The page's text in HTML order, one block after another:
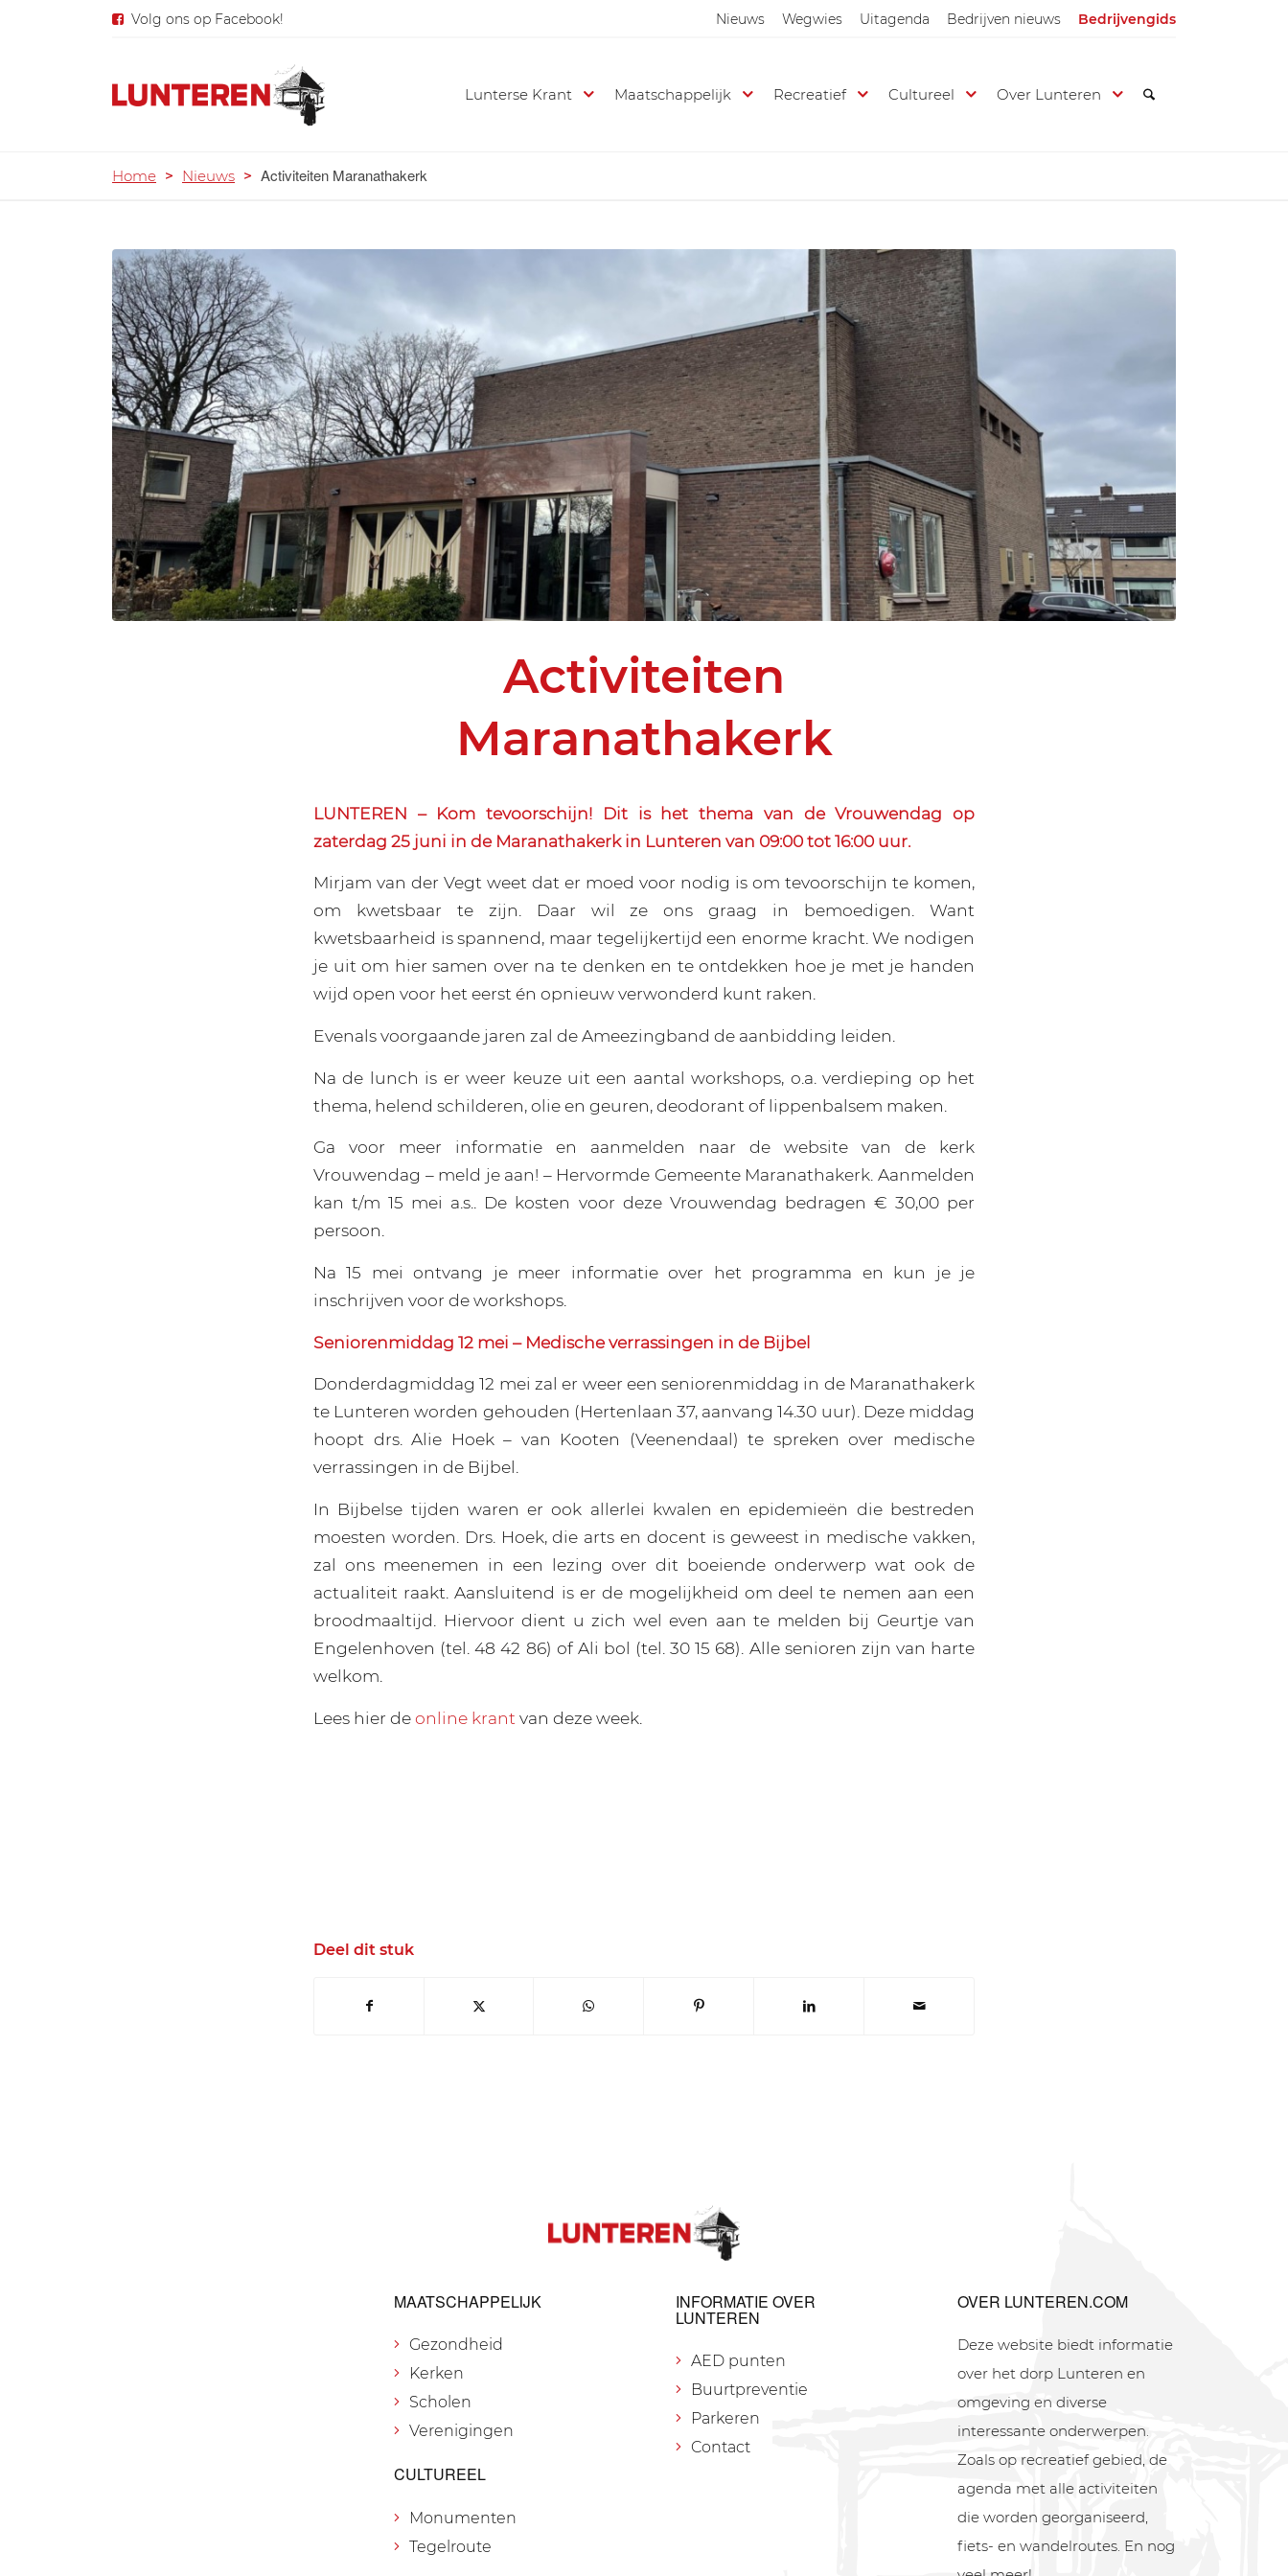
Nieuws Wegwies Uitagenda Bedrijven nieuws Bedrijvengids
Volg ons op Facebook!
Lunterse Krant Maatschappelijk Recreatief Cultureel Over Lunteren
Home > Nieuws > Activiteiten Maranathakerk
Activiteiten
Maranathakerk
LUNTEREN – Kom tevoorschijn! Dit is het thema van de Vrouwendag op
zaterdag 25 juni in de Maranathakerk in Lunteren van 09:00 tot 16:00 uur.
Mirjam van der Vegt weet dat er moed voor nodig is om tevoorschijn te komen,
om kwetsbaar te zijn. Daar wil ze ons graag in bemoedigen. Want
kwetsbaarheid is spannend, maar tegelijkertijd een enorme kracht. We nodigen
je uit om hier samen over na te denken en te ontdekken hoe je met je handen
wijd open voor het eerst én opnieuw verwonderd kunt raken.
Evenals voorgaande jaren zal de Ameezingband de aanbidding leiden.
Na de lunch is er weer keuze uit een aantal workshops, o.a. verdieping op het
thema, helend schilderen, olie en geuren, deodorant of lippenbalsem maken.
Ga voor meer informatie en aanmelden naar de website van de kerk
Vrouwendag – meld je aan! – Hervormde Gemeente Maranathakerk. Aanmelden
kan t/m 15 mei a.s.. De kosten voor deze Vrouwendag bedragen € 30,00 per
persoon.
Na 15 mei ontvang je meer informatie over het programma en kun je je
inschrijven voor de workshops.
Seniorenmiddag 12 mei – Medische verrassingen in de Bijbel
Donderdagmiddag 12 mei zal er weer een seniorenmiddag in de Maranathakerk
te Lunteren worden gehouden (Hertenlaan 37, aanvang 14.30 uur). Deze middag
hoopt drs. Alie Hoek – van Kooten (Veenendaal) te spreken over medische
verrassingen in de Bijbel.
In Bijbelse tijden waren er ook allerlei kwalen en epidemieën die bestreden
moesten worden. Drs. Hoek, die arts en docent is geweest in medische vakken,
zal ons meenemen in een lezing over dit boeiende onderwerp wat ook de
actualiteit raakt. Aansluitend is er de mogelijkheid om deel te nemen aan een
broodmaaltijd. Hiervoor dient u zich wel even aan te melden bij Geurtje van
Engelenhoven (tel. 48 42 86) of Ali bol (tel. 30 15 68). Alle senioren zijn van harte
welkom.
Lees hier deonline krant van deze week.
Deel dit stuk
MAATSCHAPPELIJK
Gezondheid
Kerken
Scholen
Verenigingen
CULTUREEL
Monumenten
Tegelroute
INFORMATIE OVER
LUNTEREN
AED punten
Buurtpreventie
Parkeren
Contact
OVER LUNTEREN.COM
Deze website biedt informatie
over het dorp Lunteren en
omgeving en diverse
interessante onderwerpen.
Zoals op recreatief gebied, de
agenda met alle activiteiten
die worden georganiseerd,
fiets- en wandelroutes. En nog